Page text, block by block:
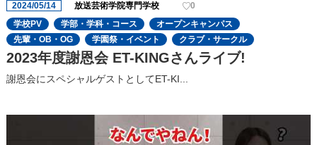
2024/05/14 放送芸術学院専門学校
0
学校PV
学部・学科・コース
オープンキャンパス
先輩・OB・OG
学園祭・イベント クラブ・サークル
2023年度謝恩会 ET-KINGさんライブ!
謝恩会にスペシャルゲストとしてET-KI...